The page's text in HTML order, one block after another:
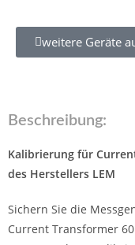
weitere Geräte
Beschreibung:
Kalibrierung für
des Herstellers LEM
Sichern Sie die
Current Transformer